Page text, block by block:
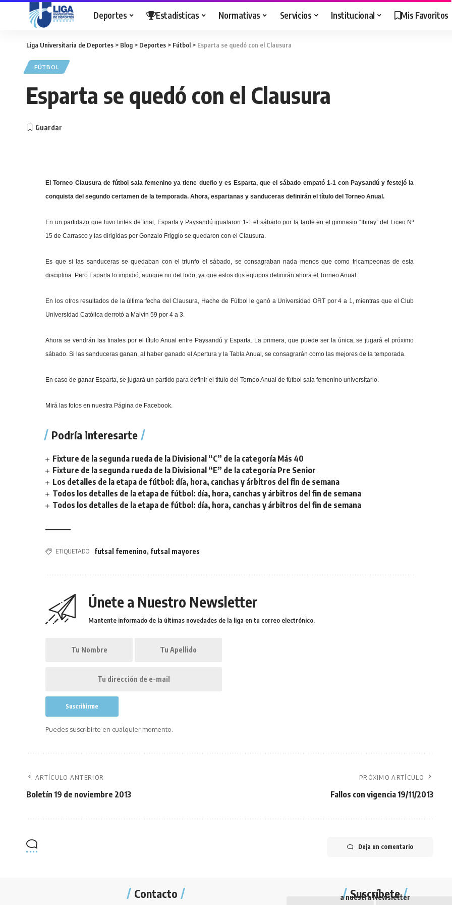
Deportes Estadísticas Normativas Servicios Institucional Mis Favoritos
Liga Universitaria de Deportes > Blog > Deportes > Fútbol > Esparta se quedó con el Clausura
FÚTBOL
Esparta se quedó con el Clausura
El Torneo Clausura de fútbol sala femenino ya tiene dueño y es Esparta, que el sábado empató 1-1 con Paysandú y festejó la
conquista del segundo certamen de la temporada. Ahora, espartanas y sanduceras definirán el título del Torneo Anual.
En un partidazo que tuvo tintes de final, Esparta y Paysandú igualaron 1-1 el sábado por la tarde en el gimnasio “Ibiray” del Liceo Nº
15 de Carrasco y las dirigidas por Gonzalo Friggio se quedaron con el Clausura.
Es que si las sanduceras se quedaban con el triunfo el sábado, se consagraban nada menos que como tricampeonas de esta
disciplina. Pero Esparta lo impidió, aunque no del todo, ya que estos dos equipos definirán ahora el Torneo Anual.
En los otros resultados de la última fecha del Clausura, Hache de Fútbol le ganó a Universidad ORT por 4 a 1, mientras que el Club
Universidad Católica derrotó a Malvín 59 por 4 a 3.
Ahora se vendrán las finales por el título Anual entre Paysandú y Esparta. La primera, que puede ser la única, se jugará el próximo
sábado. Si las sanduceras ganan, al haber ganado el Apertura y la Tabla Anual, se consagrarán como las mejores de la temporada.
En caso de ganar Esparta, se jugará un partido para definir el título del Torneo Anual de fútbol sala femenino universitario.
Mirá las fotos en nuestra Página de Facebook.
Podría interesarte
Fixture de la segunda rueda de la Divisional “C” de la categoría Más 40
Fixture de la segunda rueda de la Divisional “E” de la categoría Pre Senior
Los detalles de la etapa de fútbol: día, hora, canchas y árbitros del fin de semana
Todos los detalles de la etapa de fútbol: día, hora, canchas y árbitros del fin de semana
Todos los detalles de la etapa de fútbol: día, hora, canchas y árbitros del fin de semana
ETIQUETADO futsal femenino, futsal mayores
Únete a Nuestro Newsletter
Mantente informado de la últimas novedades de la liga en tu correo electrónico.
Puedes suscribirte en cualquier momento.
ARTÍCULO ANTERIOR
Boletín 19 de noviembre 2013
PRÓXIMO ARTÍCULO
Fallos con vigencia 19/11/2013
Deja un comentario
Contacto Suscríbete
a nuestra Newsletter